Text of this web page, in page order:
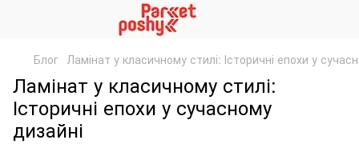
Блог Ламінат у класичному стилі: Історичні епохи у
Ламінат у класичному стилі:
Історичні епохи у сучасному
дизайні